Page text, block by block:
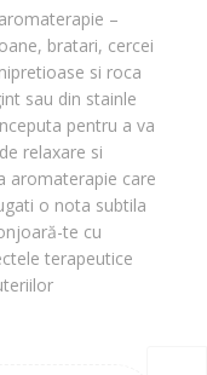
–
bratari, cercei
si roca
sau din stainle
pentru a va
relaxare si
aromaterapie care
o nota subtila
te cu
terapeutice